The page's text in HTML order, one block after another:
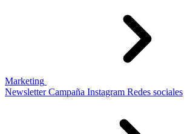
Marketing
Newsletter Campaña Instagram Redes sociales